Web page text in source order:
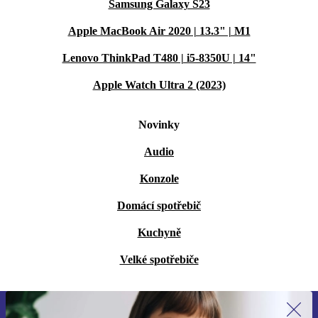
Samsung Galaxy S23
Apple MacBook Air 2020 | 13.3" | M1
Lenovo ThinkPad T480 | i5-8350U | 14"
Apple Watch Ultra 2 (2023)
Novinky
Audio
Konzole
Domácí spotřebič
Kuchyně
Velké spotřebiče